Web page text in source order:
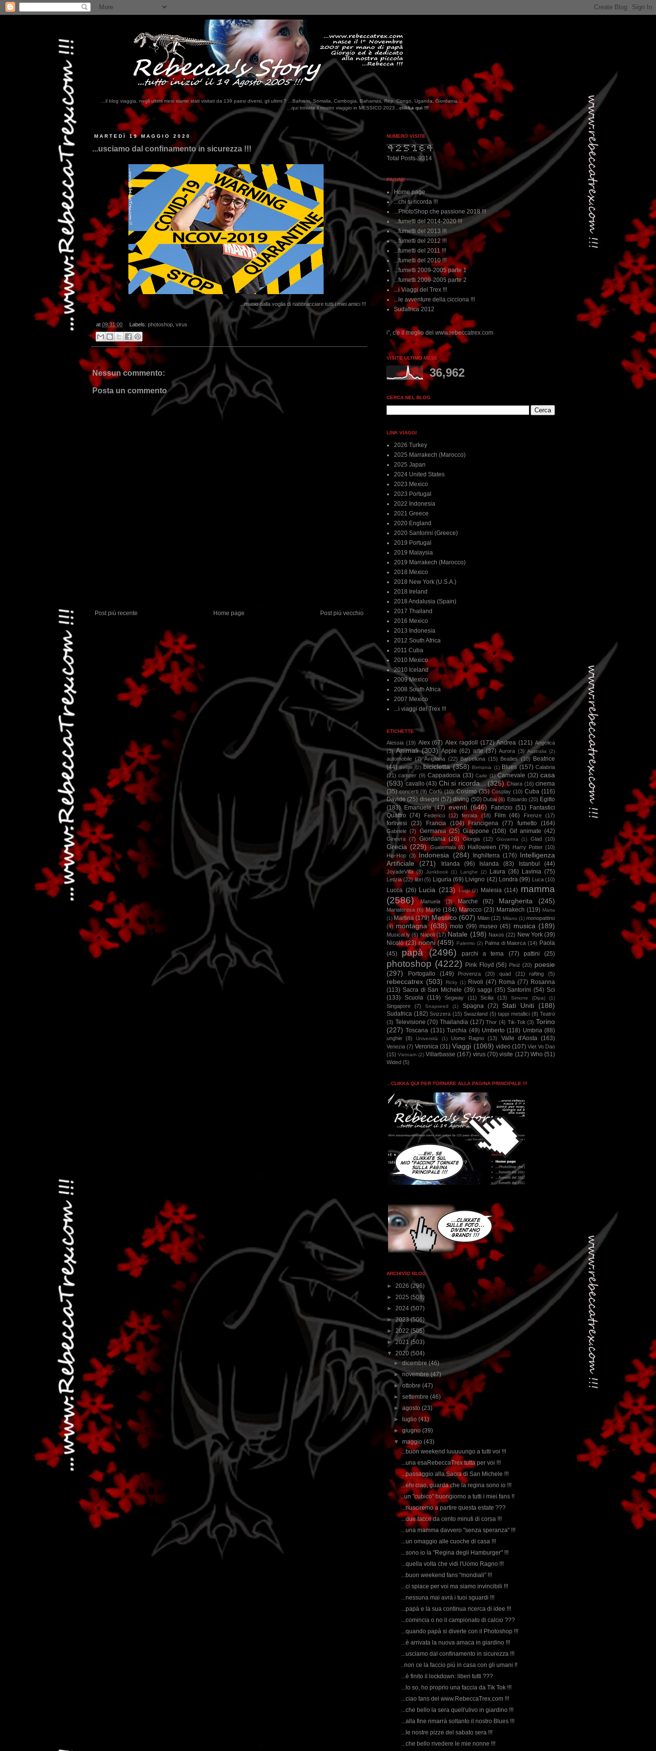
...il blog viaggia, negli ultimi mesi siamo stati visitati da 139 paesi diversi, gli ultimi ? ...Bahrein, Somalia, Cambogia, Bahamas, Rep. Congo, Uganda, Giordania...
...qui trovate il nostro viaggio in MESSICO 2023...clikka qui !!!
MARTEDÌ 19 MAGGIO 2020
...usciamo dal confinamento in sicurezza !!!
...muoio dalla voglia di riabbracciare tutti i miei amici !!!
at 09:31:00 Labels: photoshop, virus
Nessun commento:
Posta un commento
Post più recente Post più vecchio
Home page
NUMERO VISITE
Total Posts :9314
PAGINE
Home page
...chi si ricorda !!!
...PhotoShop che passione 2018 !!!
...fumetti del 2014-2020 !!!
...fumetti del 2013 !!!
...fumetti del 2012 !!!
...fumetti del 2011 !!!
...fumetti del 2010 !!!
...fumetti 2009-2005 parte 1
...fumetti 2009-2005 parte 2
...i Viaggi del Trex !!!
...le avventure della cicciona !!!
Sudafrica 2012
...dai non perdere tempo, clikka "qui", c'è il meglio del www.rebeccatrex.com
VISITE ULTIMO MESE
36,962
CERCA NEL BLOG
LINK VIAGGI
2026 Turkey
2025 Marrakech (Marocco)
2025 Japan
2024 United States
2023 Mexico
2023 Portugal
2022 Indonesia
2021 Greece
2020 England
2020 Santorini (Greece)
2019 Portugal
2019 Malaysia
2019 Marrakech (Marocco)
2018 Mexico
2018 New York (U.S.A.)
2018 Ireland
2018 Andalusia (Spain)
2017 Thailand
2016 Mexico
2013 Indonesia
2012 South Africa
2011 Cuba
2010 Mexico
2010 Iceland
2009 Mexico
2008 South Africa
2007 Mexico
...i viaggi del Trex !!!
ETICHETTE
Alessia (19) Alex (67) Alex ragdoll (172) Andrea (121) Angelica
(3) Animali (303) Apple (62) arte (37) Aurora (3) Australia (2)
automobile (7) Avigliana (22) Barcellona (15) Beatles (10)
Beatrice
(44) Belize (2) bicicletta (358) Birmania (1) Blues (157) Calabria
(21) camper (9) Cappadocia (33) Carlo (1) Carnevale (32) casa
(593) cavallo (43) Chi si ricorda... (325) Chiara (16) cinema
(35) concerti (9) Corfù (10) Cosimo (35) Cosplay (10) Cuba (116)
Davide (25) disegni (57) diving (50) Dubai (6) Edoardo (20) Egitto
(183)
Emanuele (47) eventi (646) Fabrizio (51)
Fantastici
Quattro (74) Federico (12) ferrata (18) Film (46) Firenze (17)
forlivesi (23) Francia (104) Francigena (77) fumetto (164)
Gabriele (7) Germania (25) Giappone (108) Gif animate (42)
Ginevra (7) Giordania (26) Giorgia (12) Giovanna (1) Glad (10)
Grecia (229) Guatemala (6) Halloween (79) Harry Potter (10)
Hip-Hop (3) Indonesia (284) Inghilterra (176) Intelligenza
Artificiale
(271) Irlanda (96) Islanda (83) Istanbul (44)
JoyadeVilla (8) Junkbook (1) Langhe (2) Laura (36) Lavinia (75)
Letizia (22) libri (5) Liguria (69) Livigno (42) Londra (99) Luca (10)
Lucca (26) Lucia (213) Luigi (2) Malesia (114) mamma
(2586)
Manuela (3) Marche (92) Margherita (245)
Mariateresa (6) Mario (184) Marocco (23) Marrakech (119) Marta
(1) Martina (179) Messico (607) Milan (12) Milano (1) monopattino
(4) montagna (638) moto (99) museo (45) musica (189)
Musical.ly (6) Napoli (17) Natale (198) Naxos (22) New York (39)
Nicolò (23) nonni (459) Palermo (2) Palma di Maiorca (14) Paola
(45)
papà (2496) parchi a tema (77) pattini (25)
photoshop (4222) Pink Floyd (56) Pixiz (20) poesie
(297)
Portogallo (149) Provenza (20) quad (21) rafting (5)
rebeccatrex (503) Ricky (1) Rivoli (47) Roma (77) Rosanna
(113) Sacra di San Michele (39) saggi (35) Santorini (54) Sci
(133) Scuola (119) Segway (11) Sicilia (13) Simone (Dipa) (1)
Singapore (7) Snapseed (1) Spagna (72) Stati Uniti (188)
Sudafrica (182) Svizzera (15) Swaziland (5) tappi metallici (8) Teatro
(3) Televisione (70) Thailandia (127) Thor (4) Tik-Tok (3) Torino
(227) Toscana (131) Turchia (49) Umberto (118) Umbria (88)
unghie (8) Università (1) Uomo Ragno (13) Valle d'Aosta (163)
Venezia (7) Veronica (31) Viaggi (1069) video (107) Viet Vo Dao
(15) Vietnam (2) Villarbasse (167) virus (70) visite (127) Who (51)
Wided (5)
...CLIKKA QUI PER TORNARE ALLA PAGINA PRINCIPALE !!!
ARCHIVIO BLOG
► 2026 (296)
► 2025 (508)
► 2024 (507)
►2023(506)
► 2022(505)
►2021(503)
▼ 2020 (504)
►dicembre(46)
►novembre(47)
►ottobre(47)
►settembre(46)
►agosto(23)
►
luglio(41)
►giugno(39)
▼maggio(43)
...buon weekend luuuuungo a tutti voi !!!
...una esaRebeccaTrex tutta per voi !!!
...passaggio alla Sacra di San Michele !!!
...ehi ciao, guarda che la regina sono io !!!
..un "cubico" buongiorno a tutti i miei fans !!
...riusciremo a partire questa estate ???
...due facce da cento minuti di corsa !!!
...una mamma davvero "senza speranza" !!!
...un omaggio alle cuoche di casa !!!
...sono io la "Regina degli Hamburger" !!!
...quella volta che vidi l'Uomo Ragno !!!
...buon weekend fans "mondiali" !!!
...ci spiace per voi ma siamo invincibili !!!
...nessuna mai avrà i tuoi sguardi !!!
...papà e la sua continua ricerca di idee !!!
...comincia o no il campionato di calcio ???
...quando papà si diverte con il Photoshop !!!
...è arrivata la nuova amaca in giardino !!!
...usciamo dal confinamento in sicurezza !!!
..non ce la faccio più in casa con gli umani !!
...è finito il lockdown: liberi tutti ???
...lo so, ho proprio una faccia da Tik Tok !!!
...ciao fans del www.RebeccaTrex.com !!!
...che bello la sera quell'ulivo in giardino !!!
...alla fine rimarrà soltanto il nostro Blues !!!
...le nostre pizze del sabato sera !!!
...che bello rivedere le mie nonne !!!